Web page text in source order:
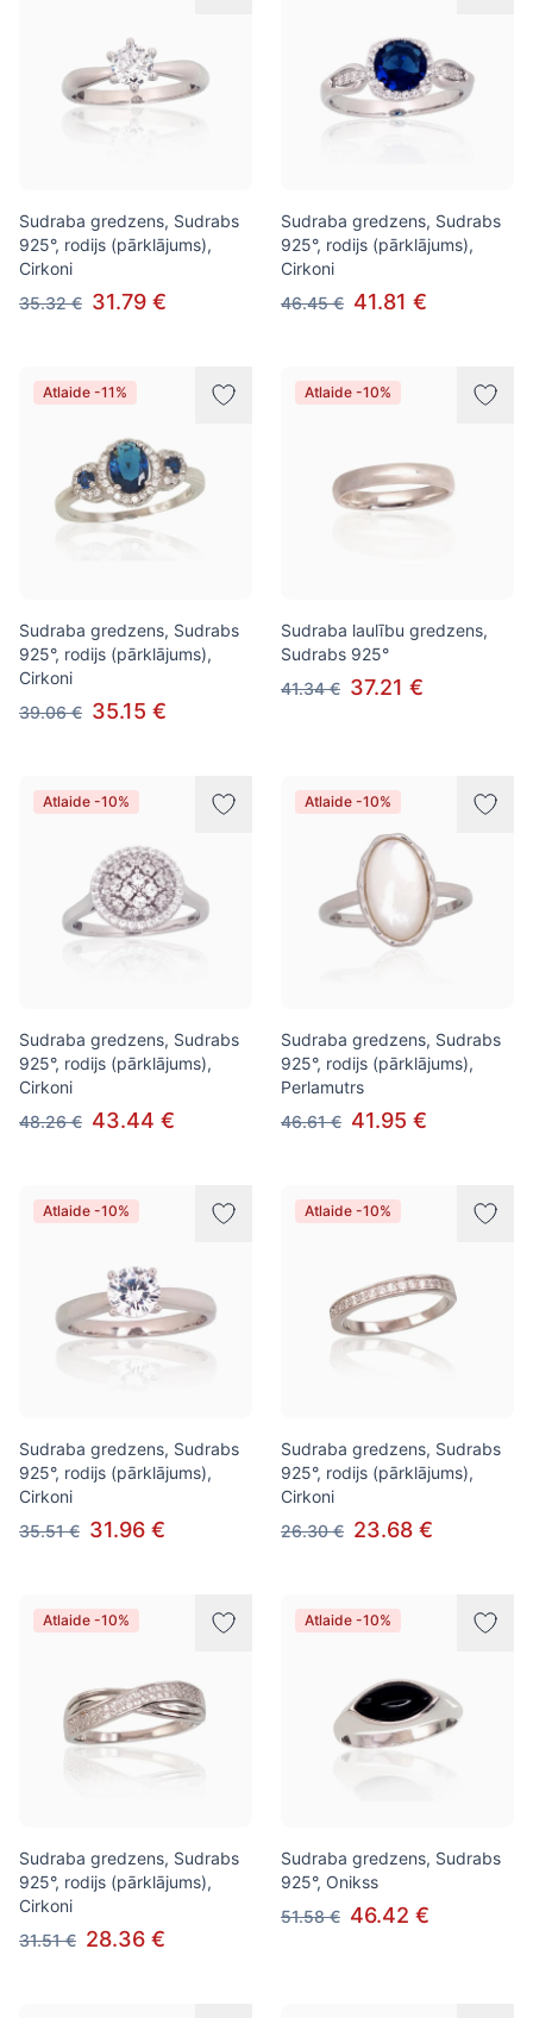
Sudraba gredzens, Sudrabs
925°, rodijs (pārklājums),
Cirkoni
35.32 € 31.79 €
Sudraba gredzens, Sudrabs
925°, rodijs (pārklājums),
Cirkoni
46.45 € 41.81 €
Atlaide -11%
Sudraba gredzens, Sudrabs
925°, rodijs (pārklājums),
Cirkoni
39.06 € 35.15 €
Atlaide -10%
Sudraba laulību gredzens,
Sudrabs 925°
41.34 € 37.21 €
Atlaide -10%
Sudraba gredzens, Sudrabs
925°, rodijs (pārklājums),
Cirkoni
48.26 € 43.44 €
Atlaide -10%
Sudraba gredzens, Sudrabs
925°, rodijs (pārklājums),
Perlamutrs
46.61 € 41.95 €
Atlaide -10%
Sudraba gredzens, Sudrabs
925°, rodijs (pārklājums),
Cirkoni
35.51 € 31.96 €
Atlaide -10%
Sudraba gredzens, Sudrabs
925°, rodijs (pārklājums),
Cirkoni
26.30 € 23.68 €
Atlaide -10%
Sudraba gredzens, Sudrabs
925°, rodijs (pārklājums),
Cirkoni
31.51 € 28.36 €
Atlaide -10%
Sudraba gredzens, Sudrabs
925°, Onikss
51.58 € 46.42 €